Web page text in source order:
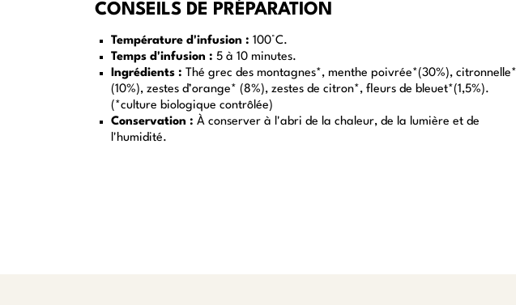
CONSEILS DE PRÉPARATION
Température d'infusion : 100°C.
Temps d'infusion : 5 à 10 minutes.
Ingrédients : Thé grec des montagnes*, menthe poivrée*(30%), citronnelle*
(10%), zestes d’orange* (8%), zestes de citron*, fleurs de bleuet*(1,5%).
(*culture biologique contrôlée)
Conservation : À conserver à l'abri de la chaleur, de la lumière et de
l'humidité.